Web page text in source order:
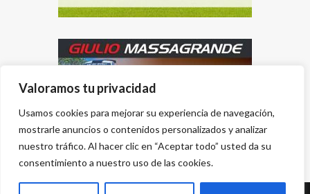
Valoramos tu privacidad
Usamos cookies para mejorar su experiencia de navegación,
mostrarle anuncios o contenidos personalizados y analizar
nuestro tráfico. Al hacer clic en “Aceptar todo” usted da su
consentimiento a nuestro uso de las cookies.